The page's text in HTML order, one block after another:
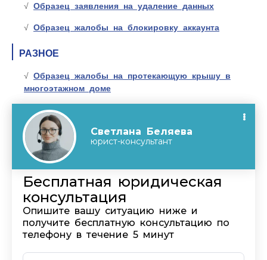
Образец заявления на удаление данных
Образец жалобы на блокировку аккаунта
РАЗНОЕ
Образец жалобы на протекающую крышу в
многоэтажном доме